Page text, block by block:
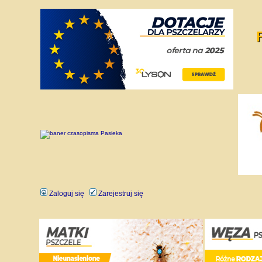
Zaloguj się Zarejestruj się